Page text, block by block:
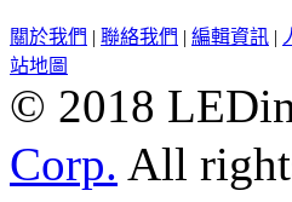
關於我們 | 聯絡我們 | 編輯資訊 |
站地圖
© 2018
Corp. All